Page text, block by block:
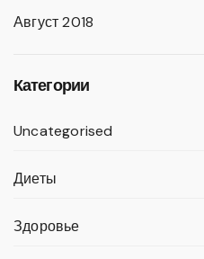
Август 2018
Категории
Uncategorised
Диеты
Здоровье